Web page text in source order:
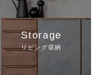
Storage
リビング収納